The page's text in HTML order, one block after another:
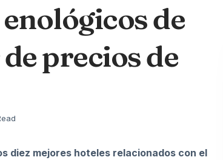
de
precios de
diez mejores hoteles relacionados con el